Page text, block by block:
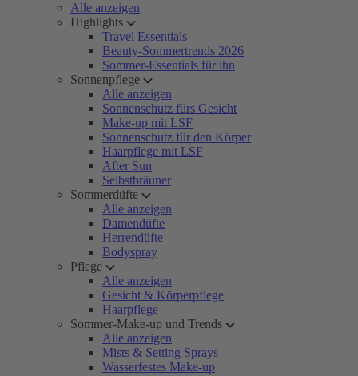
Alle anzeigen
Highlights
Travel Essentials
Beauty-Sommertrends 2026
Sommer-Essentials für ihn
Sonnenpflege
Alle anzeigen
Sonnenschutz fürs Gesicht
Make-up mit LSF
Sonnenschutz für den Körper
Haarpflege mit LSF
After Sun
Selbstbräuner
Sommerdüfte
Alle anzeigen
Damendüfte
Herrendüfte
Bodyspray
Pflege
Alle anzeigen
Gesicht & Körperpflege
Haarpflege
Sommer-Make-up und Trends
Alle anzeigen
Mists & Setting Sprays
Wasserfestes Make-up